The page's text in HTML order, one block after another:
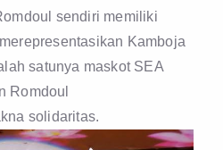
sendiri memiliki
Kamboja
satunya maskot SEA
Romdoul
solidaritas.